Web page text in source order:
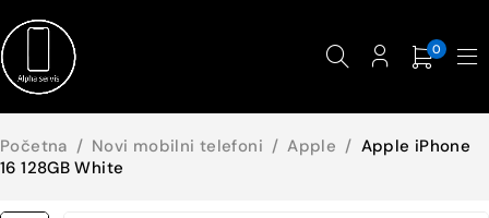
0
Početna / Novi mobilni telefoni / Apple / Apple iPhone
16 128GB White